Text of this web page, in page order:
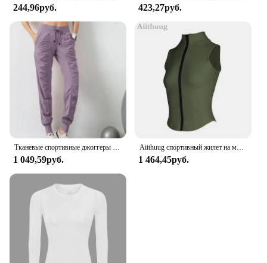
244,96руб. 423,27руб.
1 049,59руб.
Aiithuug спортивный жилет на молнии, куртка без рукавов для бега, йоги, рубашки с высоким воротом, спортивный топ, женские топы для тренировок
1 464,45руб.